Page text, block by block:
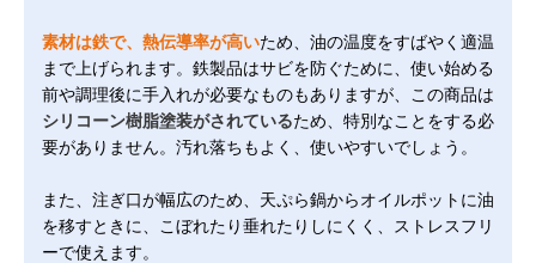
素材は鉄で、熱伝導率が高いため、油の温度をすばやく適温
まで上げられます。鉄製品はサビを防ぐために、使い始める
前や調理後に手入れが必要なものもありますが、この商品は
シリコーン樹脂塗装がされているため、特別なことをする必
要がありません。汚れ落ちもよく、使いやすいでしょう。
また、注ぎ口が幅広のため、天ぷら鍋からオイルポットに油
を移すときに、こぼれたり垂れたりしにくく、ストレスフリ
ーで使えます。